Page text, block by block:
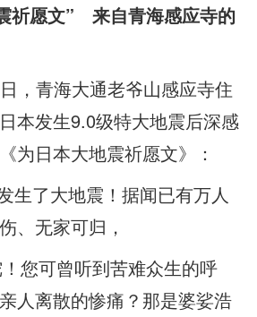
祈愿文” 来自青海感应寺的
，青海大通老爷山感应寺住
本发生9.0级特大地震后深感
为日本大地震祈愿文》：
生了大地震！据闻已有万人
、无家可归，
您可曾听到苦难众生的呼
人离散的惨痛？那是婆娑浩